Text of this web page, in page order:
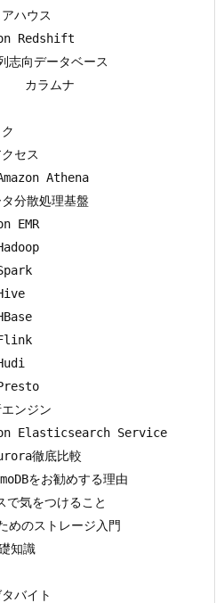
ハウス
Redshift
向データベース
カラムナ
セス
Athena
分散処理基盤
EMR
ンジン
Elasticsearch Service
徹底比較
をお勧めする理由
気をつけること
のストレージ入門
知識
バイト